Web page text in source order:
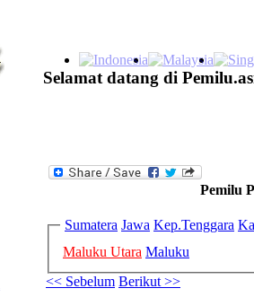
Selamat datang di
Pemilu
Sumatera Jawa Kep.Tenggara
Maluku Utara Maluku
<< Sebelum Berikut >>